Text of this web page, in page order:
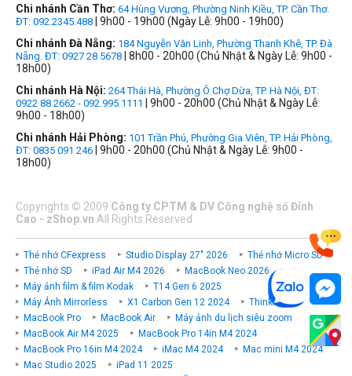
Chi nhánh Cần Thơ: 64 Hùng Vương, Phường Ninh Kiều, TP. Cần Thơ.
ĐT: 092.2345.488 | 9h00 - 19h00 (Ngày Lễ: 9h00 - 19h00)
Chi nhánh Đà Nẵng: 184 Nguyễn Văn Linh, Phường Thanh Khê, TP. Đà
Nẵng. ĐT: 0927 28 5678 | 8h00 - 20h00 (Chủ Nhật & Ngày Lễ: 9h00 -
18h00)
Chi nhánh Hà Nội: 264 Thái Hà, Phường Ô Chợ Dừa, TP. Hà Nội, ĐT:
0922 88 2662 - 092.995.1111
| 9h00 - 20h00 (Chủ Nhật & Ngày Lễ:
9h00 - 18h00)
Chi nhánh Hải Phòng: 101 Trần Phú, Phường Gia Viên, TP. Hải Phòng,
ĐT: 0835 091 246 | 9h00 - 20h00 (Chủ Nhật & Ngày Lễ: 9h00 -
18h00)
Copyrights © 2009 Công ty CPTM & DV Công nghệ số Đỉnh
Cao - zShop.vn All Rights Reserved
Thẻ nhớ CFexpress Studio Display 27" 2026
Thẻ nhớ Micro SD
Thẻ nhớ SD
iPad Air M4 2026
MacBook Neo 2026
Máy ảnh film & film Kodak
T14 Gen 6 2025
Máy Ảnh Mirrorless
X1 Carbon Gen 12 2024
ThinkPad P
MacBook Pro
MacBook Air
Máy ảnh du lịch siêu zoom
MacBook Air M4 2025
MacBook Pro 14in M4 2024
MacBook Pro 16in M4 2024
iMac M4 2024
Mac mini M4 2024
Mac Studio 2025
iPad 11 2025